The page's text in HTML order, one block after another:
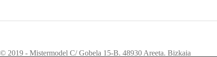
© 2019 - Mistermodel C/ Gobela 15-B. 48930 Areeta. Bizkaia